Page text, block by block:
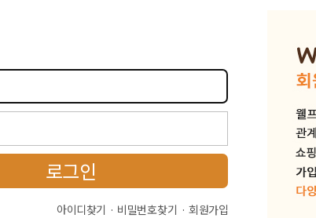
로그인
아이디찾기 비밀번호 찾기 회원가입